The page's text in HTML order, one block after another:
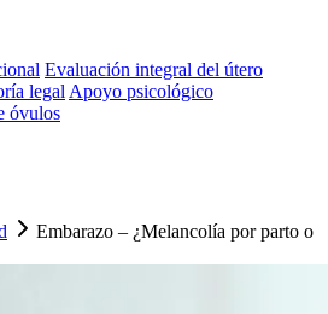
Evaluación integral del útero
legal Apoyo psicológico
óvulos
Embarazo – ¿Melancolía por parto o